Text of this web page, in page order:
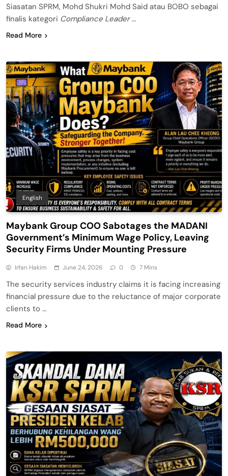
Siasatan SPRM, Mohd Shukri Mohd Said atau BOBO sebagai
finalis kategori Compliance Leader…
Read More
English
Maybank Group COO Sabotages the MADANI
Government’s Minimum Wage Policy, Leaving
Security Firms Under Mounting Pressure
Irfan Hakim June 24, 2026 0 7 Mins
The security services industry claims it is facing increasing
financial pressure due to the reluctance of major corporate
clients to …
Read More